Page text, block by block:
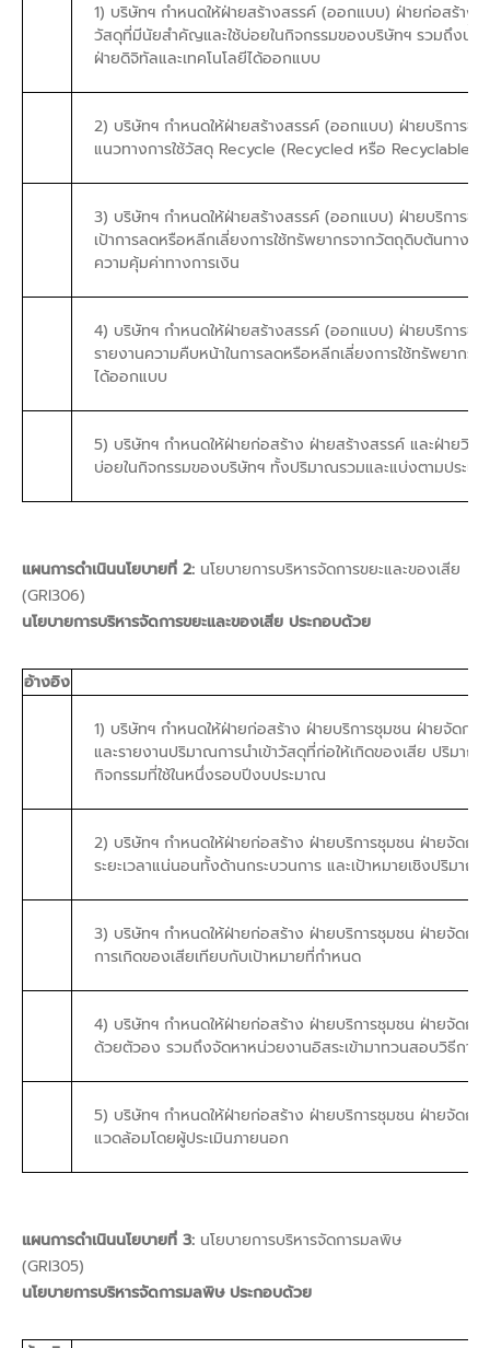
1) บริษัทฯ กำหนดให้ฝ่ายสร้างสรรค์ (ออกแบบ) ฝ่ายก่อสร้าง
วัสดุที่มีนัยสำคัญและใช้บ่อยในกิจกรรมของบริษัทฯ รวมถึงน้
ฝ่ายดิจิทัลและเทคโนโลยีได้ออกแบบ
2) บริษัทฯ กำหนดให้ฝ่ายสร้างสรรค์ (ออกแบบ) ฝ่ายบริการชุ
แนวทางการใช้วัสดุ Recycle (Recycled หรือ Recyclable)
3) บริษัทฯ กำหนดให้ฝ่ายสร้างสรรค์ (ออกแบบ) ฝ่ายบริการชุ
เป้าการลดหรือหลีกเลี่ยงการใช้ทรัพยากรจากวัตถุดิบต้นทาง
ความคุ้มค่าทางการเงิน
4) บริษัทฯ กำหนดให้ฝ่ายสร้างสรรค์ (ออกแบบ) ฝ่ายบริการชุ
รายงานความคืบหน้าในการลดหรือหลีกเลี่ยงการใช้ทรัพยาก
ได้ออกแบบ
5) บริษัทฯ กำหนดให้ฝ่ายก่อสร้าง ฝ่ายสร้างสรรค์ และฝ่ายวิ
บ่อยในกิจกรรมของบริษัทฯ ทั้งปริมาณรวมและแบ่งตามประเ
แผนการดำเนินนโยบายที่ 2: นโยบายการบริหารจัดการขยะและของเสีย
(GRI306)
นโยบายการบริหารจัดการขยะและของเสีย ประกอบด้วย
อ้างอิง
1) บริษัทฯ กำหนดให้ฝ่ายก่อสร้าง ฝ่ายบริการชุมชน ฝ่ายจัดกา
และรายงานปริมาณการนำเข้าวัสดุที่ก่อให้เกิดของเสีย ปริม
กิจกรรมที่ใช้ในหนึ่งรอบปีงบประมาณ
2) บริษัทฯ กำหนดให้ฝ่ายก่อสร้าง ฝ่ายบริการชุมชน ฝ่ายจัดกา
ระยะเวลาแน่นอนทั้งด้านกระบวนการ และเป้าหมายเชิงปริมาณ
3) บริษัทฯ กำหนดให้ฝ่ายก่อสร้าง ฝ่ายบริการชุมชน ฝ่ายจัดกา
การเกิดของเสียเทียบกับเป้าหมายที่กำหนด
4) บริษัทฯ กำหนดให้ฝ่ายก่อสร้าง ฝ่ายบริการชุมชน ฝ่ายจัดกา
ด้วยตัวอง รวมถึงจัดหาหน่วยงานอิสระเข้ามาทวนสอบวิธีการ
5) บริษัทฯ กำหนดให้ฝ่ายก่อสร้าง ฝ่ายบริการชุมชน ฝ่ายจัดกา
แวดล้อมโดยผู้ประเมินภายนอก
แผนการดำเนินนโยบายที่ 3: นโยบายการบริหารจัดการมลพิษ
(GRI305)
นโยบายการบริหารจัดการมลพิษ ประกอบด้วย